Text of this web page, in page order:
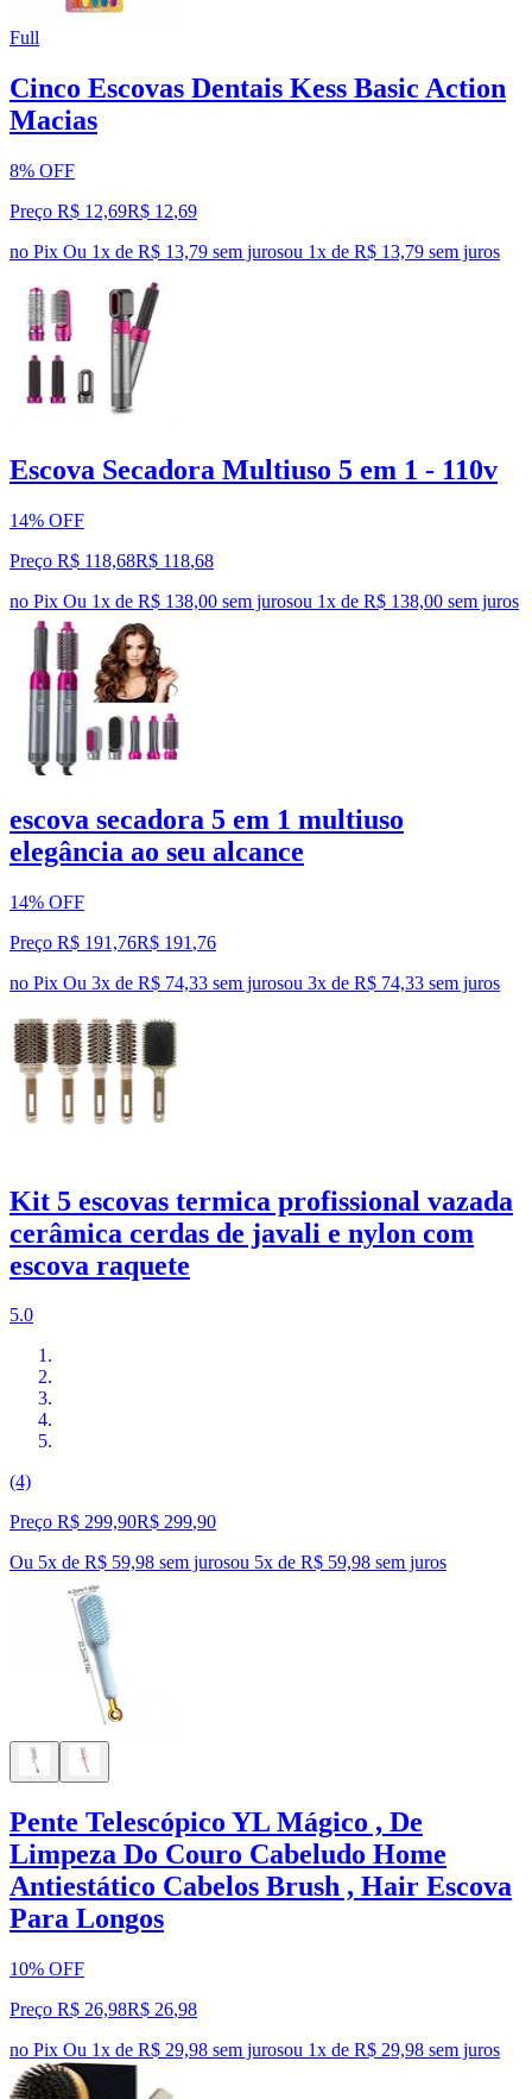
Full
Cinco Escovas Dentais Kess Basic Action
Macias
8% OFF
Preço R$ 12,69R$ 12,69
no Pix Ou 1x de R$ 13,79 sem jurosou 1x de R$ 13,79 sem juros
Escova Secadora Multiuso 5 em 1 - 110v
14% OFF
Preço R$ 118,68R$ 118,68
no Pix Ou 1x de R$ 138,00 sem jurosou 1x de R$ 138,00 sem juros
escova secadora 5 em 1 multiuso
elegância ao seu alcance
14% OFF
Preço R$ 191,76R$ 191 ,76
no Pix Ou 3x de R$ 74,33 sem jurosou 3x de R$ 74,33 sem juros
Kit 5 escovas termica profissional vazada
cerâmica cerdas de javali e nylon com
escova raquete
5.0
(4)
Preço R$ 299,90R$ 299,90
Ou 5x de R$ 59,98 sem jurosou 5x de R$ 59,98 sem juros
Pente Telescópico YL Mágico , De
Limpeza Do Couro Cabeludo Home
Antiestático Cabelos Brush , Hair Escova
Para Longos
10% OFF
Preço R$ 26,98R$ 26,98
no Pix Ou 1x de R$ 29,98 sem jurosou 1x de R$ 29,98 sem juros